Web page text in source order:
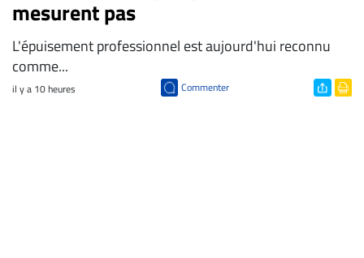
mesurent pas
L'épuisement professionnel est aujourd'hui reconnu
comme...
il y a 10 heures Commenter